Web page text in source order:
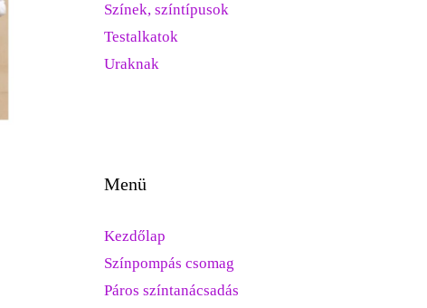
Színek, színtípusok
Testalkatok
Uraknak
Menü
Kezdőlap
Színpompás csomag
Páros színtanácsadás